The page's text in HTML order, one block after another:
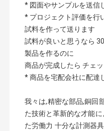
* 図面やサンプルを送信
* プロジェクト評価を行
試料を作って送ります
試料が良いと思うなら
製品を作るのに
商品が完成したら チェ
* 商品を宅配会社に配達
我々は,精密な部品,銅回
た技術と革新的な才能
た労働力 十分な計測器